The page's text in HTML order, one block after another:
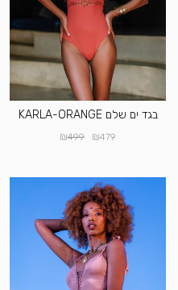
בגד ים שלם KARLA-ORANGE
₪479
₪499